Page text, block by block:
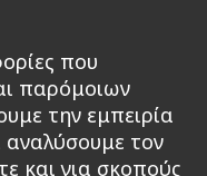
περισσότερα
που
παρόμοιων
την εμπειρία
αναλύσουμε τον
και για σκοπούς